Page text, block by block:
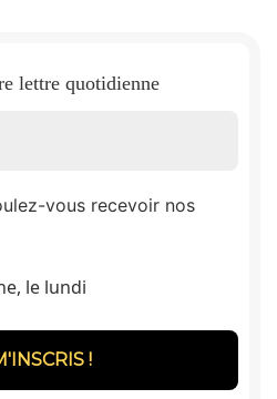
lettre quotidienne
vous recevoir nos
le lundi